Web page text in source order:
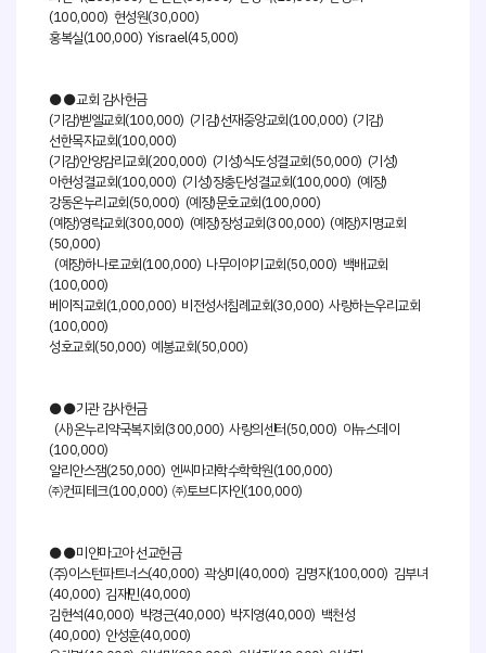
(100,000) 현성원(30,000)
홍복실(100,000) Yisrael(45,000)
●●교회 감사헌금
(기감)벧엘교회(100,000) (기감)선재중앙교회(100,000) (기감)
선한목자교회(100,000)
(기감)안양감리교회(200,000) (기성)식도성결교회(50,000) (기성)
아현성결교회(100,000) (기성)장충단성결교회(100,000) (예장)
강동온누리교회(50,000) (예장)문호교회(100,000)
(예장)영락교회(300,000) (예장)장성교회(300,000) (예장)지명교회
(50,000)
(예장)하나로교회(100,000) 나무이야기교회(50,000) 백배교회
(100,000)
베이직교회(1,000,000) 비전성서침례교회(30,000) 사랑하는우리교회
(100,000)
성호교회(50,000) 예봉교회(50,000)
●●기관 감사헌금
(사)온누리약국복지회(300,000) 사랑의센터(50,000) 아뉴스데이
(100,000)
알리안스잼(250,000) 엔씨마과학수학학원(100,000)
㈜컨피테크(100,000) ㈜토브디자인(100,000)
●●미얀마고아 선교헌금
(주)이스턴파트너스(40,000) 곽상미(40,000) 김명자(100,000) 김부녀
(40,000) 김재민(40,000)
김현석(40,000) 박경근(40,000) 박지영(40,000) 백천성
(40,000) 안성훈(40,000)